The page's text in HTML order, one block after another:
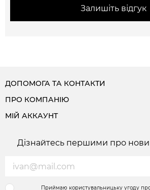
Залишіть відгук
ДОПОМОГА ТА КОНТАКТИ
ПРО КОМПАНІЮ
МІЙ АККАУНТ
Дізнайтесь першими про
Приймаю користувальницьку угоду про